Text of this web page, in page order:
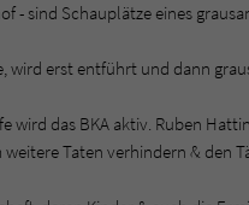
- sind Schauplätze eines
wird erst entführt und dann
wird das BKA aktiv. Ruben
weitere Taten verhindern & den